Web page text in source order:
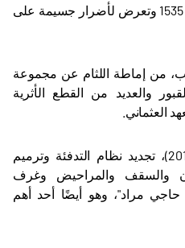
في سراييفو، ويُعتقد أنه بُني عام 1535 وتعرض لأضرار جسيمة على
من إماطة اللثام عن مجموعة
والعديد من القطع الأثرية
العثماني
كما أكملت في العام نفسه (2017)، تجديد نظام التدفئة وترميم
والسقف والمراحيض وغرف
مراد"، وهو أيضًا أحد أهم